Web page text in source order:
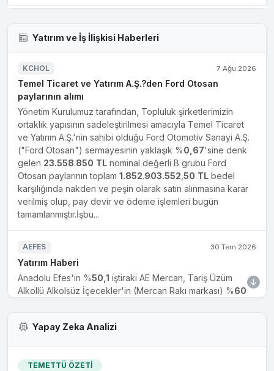
CIMSA Çimsa Çimento
ECILC Eczacıbaşı İlaç
ENKAI Enka İnşaat
EREGL Ereğli Demir Çelik
FROTO Ford Otosan
GARAN Garanti Bankası
ISCTR İş Bankası (C)
ISMEN İş Yatırım Menkul Değerler
KCHOL
MAVI Mavi Giyim
SARKY Sarkuysan Elektrolitik
TCELL Turkcell
Yatırım ve İş İlişkisi Haberleri
KCHOL 7 Ağu 2026
Temel Ticaret ve Yatırım A.Ş.?den Ford Otosan
paylarının alımı
Yönetim Kurulumuz tarafından, Topluluk şirketlerimizin
ortaklık yapısının sadeleştirilmesi amacıyla Temel Ticaret
ve Yatırım A.Ş.'nin sahibi olduğu Ford Otomotiv Sanayi A.Ş.
("Ford Otosan") sermayesinin yaklaşık %0,67'sine denk
gelen 23.558.850 TL nominal değerli B grubu Ford
Otosan paylarının toplam 1.852.903.552 50 TL bedel
karşılığında nakden ve peşin olarak satın alınmasına karar
verilmiş olup, pay devir ve ödeme işlemleri bugün
tamamlanmıştır.İşbu...
AEFES 30 Tem 2026
Yatırım Haberi
Anadolu Efes'in %50,1 iştiraki AE Mercan, Tariş Üzüm
Alkollü Alkolsüz İçecekler'in (Mercan Rakı markası) %60
TUPRS 31 Tem 2026
Yatırım Haberi
Yapay Zeka Analizi
TEMETTÜ ÖZETİ